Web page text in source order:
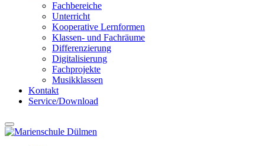
Fachbereiche
Unterricht
Kooperative Lernformen
Klassen- und Fachräume
Differenzierung
Digitalisierung
Fachprojekte
Musikklassen
Kontakt
Service/Download